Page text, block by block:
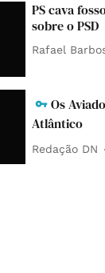
PS cava
sobre o PSD
Rafael
Os
Atlântico
Redação DN